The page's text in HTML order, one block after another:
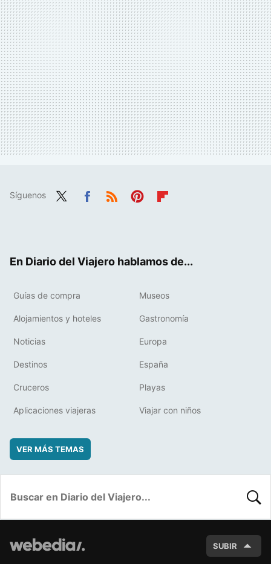
Síguenos
En Diario del Viajero hablamos de...
Guías de compra Museos
Alojamientos y hoteles Gastronomía
Noticias Europa
Destinos España
Cruceros Playas
Aplicaciones viajeras Viajar con niños
VER MÁS TEMAS
SUBIR